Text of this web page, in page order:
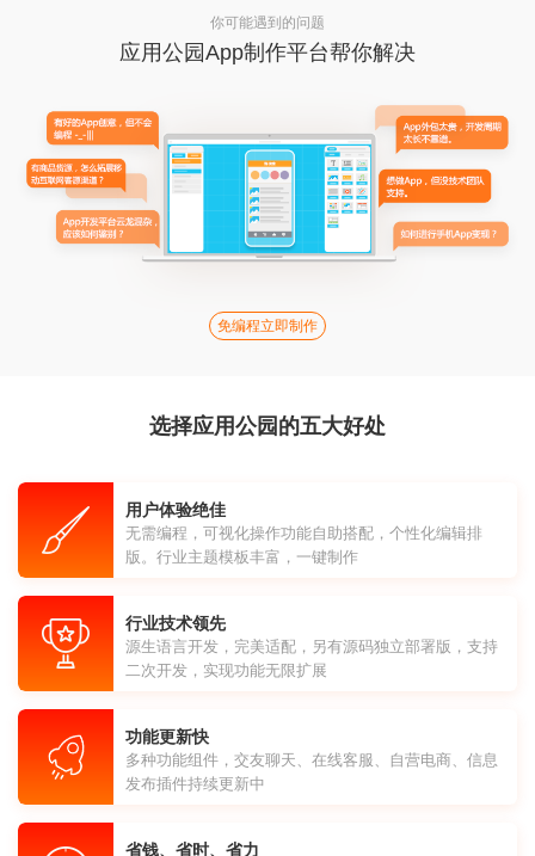
你可能遇到的问题
应用公园App制作平台帮你解决
免编程立即制作
选择应用公园的五大好处
用户体验绝佳
无需编程，可视化操作功能自助搭配，个性化编辑排
版。行业主题模板丰富，一键制作
行业技术领先
源生语言开发，完美适配，另有源码独立部署版，支持
二次开发，实现功能无限扩展
功能更新快
多种功能组件，交友聊天、在线客服、自营电商、信息
发布插件持续更新中
省钱、省时、省力